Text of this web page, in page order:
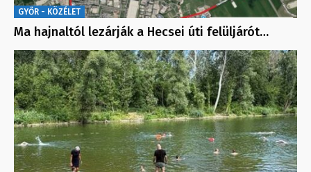
GYŐR - KÖZÉLET
Ma hajnaltól lezárják a Hecsei úti felüljárót…